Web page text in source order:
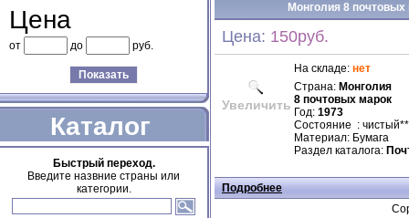
Цена
от до руб.
Показать
Каталог
Быстрый переход.
Введите назвние страны или
категории.
Монголия 8 почтовых
Цена: 150руб.
Увеличить
На складе: нет
Страна: Монголия
8 почтовых марок
Год: 1973
Состояние : чистый**
Материал: Бумага
Раздел каталога:
Подробнее